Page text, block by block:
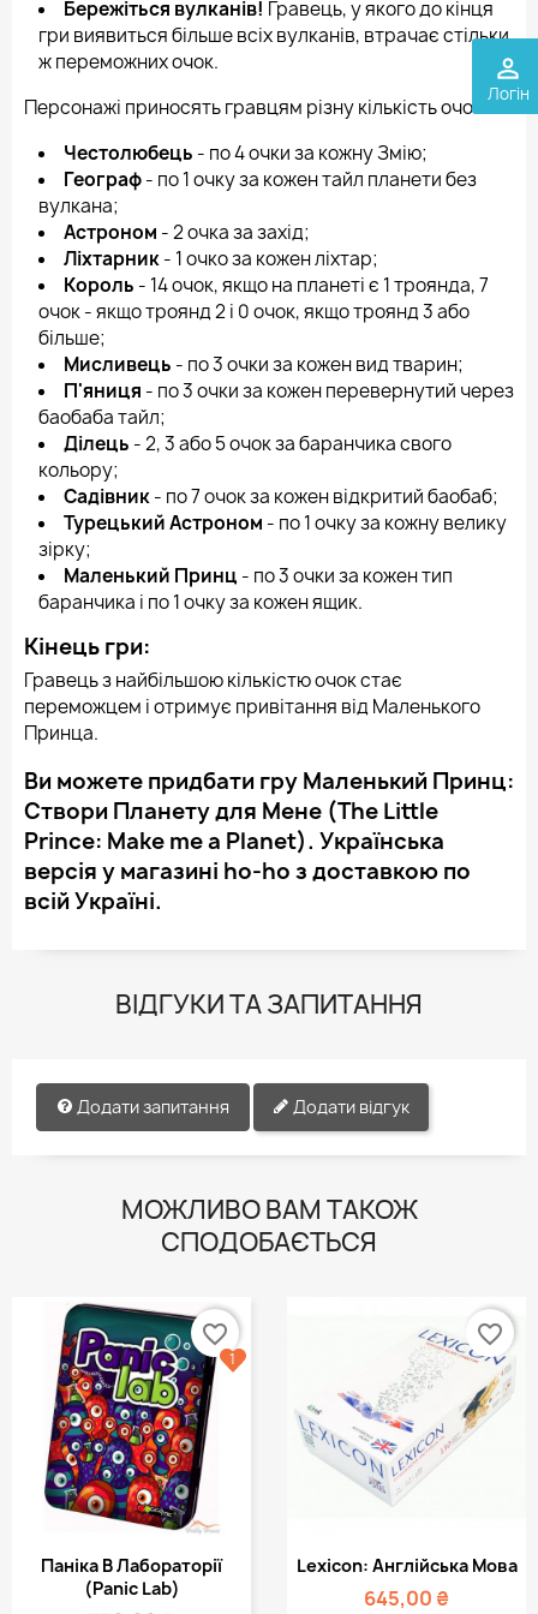
perm_identity
Логін
Бережіться вулканів! Гравець, у якого до кінця
гри виявиться більше всіх вулканів, втрачає стільки
ж переможних очок.
Персонажі приносять гравцям різну кількість очок:
Честолюбець - по 4 очки за кожну Змію;
Географ- по 1 очку за кожен тайл планети без
вулкана;
Астроном - 2 очка за захід;
Ліхтарник- 1 очко за кожен ліхтар;
Король - 14 очок, якщо на планеті є 1 троянда, 7
очок - якщо троянд 2 і 0 очок, якщо троянд 3 або
більше;
Мисливець - по 3 очки за кожен вид тварин;
П'яниця - по 3 очки за кожен перевернутий через
баобаба тайл;
Ділець - 2, 3 або 5 очок за баранчика свого
кольору;
Садівник- по 7 очок за кожен відкритий баобаб;
Турецький Астроном - по 1 очку за кожну велику
зірку;
Маленький Принц - по 3 очки за кожен тип
баранчика і по 1 очку за кожен ящик.
Кінець гри:
Гравець з найбільшою кількістю очок стає
переможцем і отримує привітання від Маленького
Принца.
Ви можете придбати гру Маленький Принц:
Створи Планету для Мене (The Little
Prince: Make me a Planet). Українська
версія у магазині ho-ho з доставкою по
всій Україні.
ВІДГУКИ ТА ЗАПИТАННЯ
Додати запитання Додати відгук
МОЖЛИВО ВАМ ТАКОЖ
СПОДОБАЄТЬСЯ
Паніка В Лабораторії
(Panic Lab)
favorite_border
1
Lexicon: Англійська Мова
645,00 ₴
favorite_border